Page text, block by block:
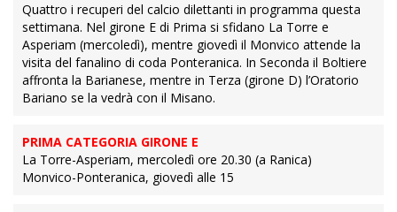
Quattro i recuperi del calcio dilettanti in programma questa
settimana. Nel girone E di Prima si sfidano La Torre e
Asperiam (mercoledì), mentre giovedì il Monvico attende la
visita del fanalino di coda Ponteranica. In Seconda il Boltiere
affronta la Barianese, mentre in Terza (girone D) l’Oratorio
Bariano se la vedrà con il Misano.
PRIMA CATEGORIA GIRONE E
La Torre-Asperiam, mercoledì ore 20.30 (a Ranica)
Monvico-Ponteranica, giovedì alle 15